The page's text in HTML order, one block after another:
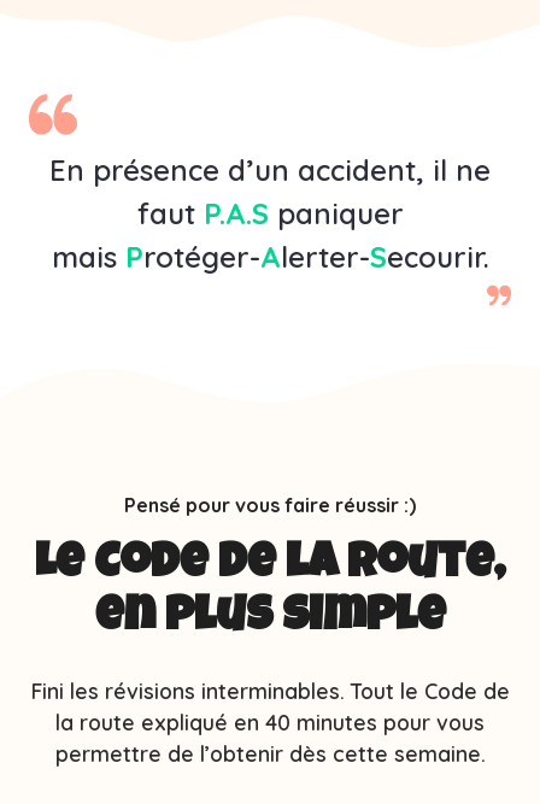
En présence d’un accident, il ne
faut P.A.S paniquer
mais Protéger-Alerter-Secourir.
Pensé pour vous faire réussir :)
Le Code de la route,
en plus simple
Fini les révisions interminables. Tout le Code de
la route expliqué en 40 minutes pour vous
permettre de l’obtenir dès cette semaine.